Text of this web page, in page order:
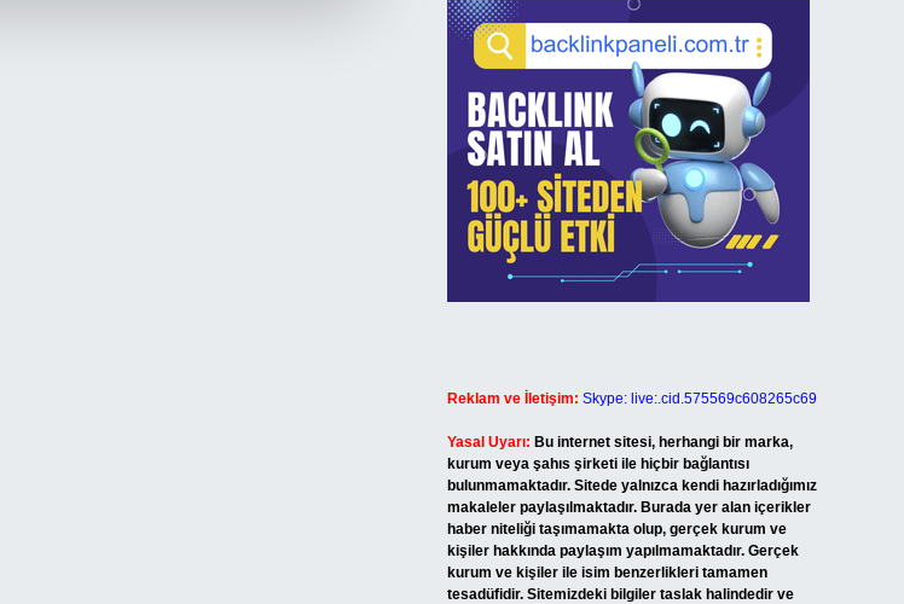
Reklam ve İletişim: Skype: live:.cid.575569c608265c69
Yasal Uyarı: Bu internet sitesi, herhangi bir marka,
kurum veya şahıs şirketi ile hiçbir bağlantısı
bulunmamaktadır. Sitede yalnızca kendi hazırladığımız
makaleler paylaşılmaktadır. Burada yer alan içerikler
haber niteliği taşımamakta olup, gerçek kurum ve
kişiler hakkında paylaşım yapılmamaktadır. Gerçek
kurum ve kişiler ile isim benzerlikleri tamamen
tesadüfidir. Sitemizdeki bilgiler taslak halindedir ve